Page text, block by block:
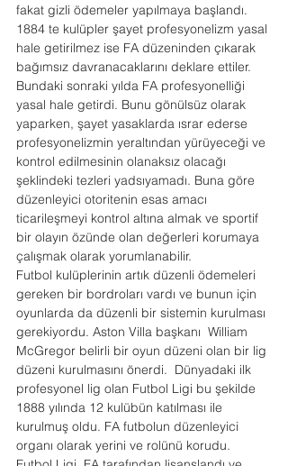
fakat gizli ödemeler yapılmaya başlandı.
1884 te kulüpler şayet profesyonelizm yasal
hale getirilmez ise FA düzeninden çıkarak
bağımsız davranacaklarını deklare ettiler.
Bundaki sonraki yılda FA profesyonelliği
yasal hale getirdi. Bunu gönülsüz olarak
yaparken, şayet yasaklarda ısrar ederse
profesyonelizmin yeraltından yürüyeceği ve
kontrol edilmesinin olanaksız olacağı
şeklindeki tezleri yadsıyamadı. Buna göre
düzenleyici otoritenin esas amacı
ticarileşmeyi kontrol altına almak ve sportif
bir olayın özünde olan değerleri korumaya
çalışmak olarak yorumlanabilir.
Futbol kulüplerinin artık düzenli ödemeleri
gereken bir bordroları vardı ve bunun için
oyunlarda da düzenli bir sistemin kurulması
gerekiyordu. Aston Villa başkanı  William
McGregor belirli bir oyun düzeni olan bir lig
düzeni kurulmasını önerdi.  Dünyadaki ilk
profesyonel lig olan Futbol Ligi bu şekilde
1888 yılında 12 kulübün katılması ile
kurulmuş oldu. FA futbolun düzenleyici
organı olarak yerini ve rolünü korudu.